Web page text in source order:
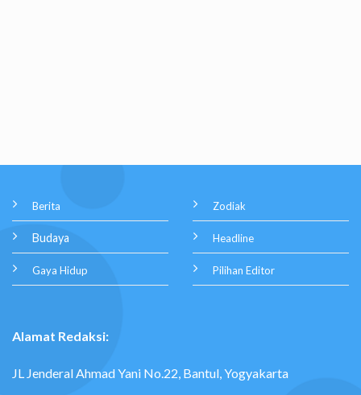
Berita
Budaya
Gaya Hidup
Zodiak
Headline
Pilihan Editor
Alamat Redaksi:
JL Jenderal Ahmad Yani No.22, Bantul, Yogyakarta